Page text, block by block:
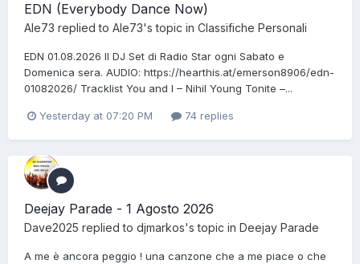
EDN (Everybody Dance Now)
Ale73 replied to Ale73's topic in Classifiche Personali
EDN 01.08.2026 Il DJ Set di Radio Star ogni Sabato e
Domenica sera. AUDIO: https://hearthis.at/emerson8906/edn-
01082026/ Tracklist You and I – Nihil Young Tonite –...
Yesterday at 07:20 PM 74 replies
Deejay Parade - 1 Agosto 2026
Dave2025 replied to djmarkos's topic in Deejay Parade
A me è ancora peggio ! una canzone che a me piace o che